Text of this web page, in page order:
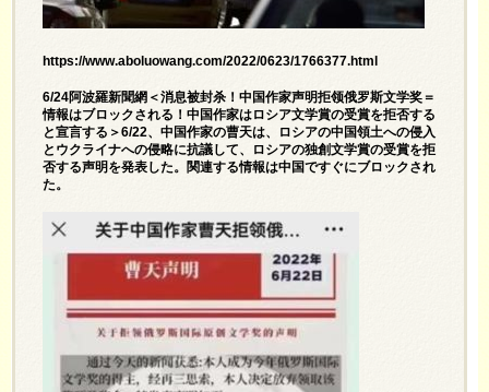
https://www.aboluowang.com/2022/0623/1766377.html
6/24阿波羅新聞網＜消息被封杀！中国作家声明拒领俄罗斯文学奖＝
情報はブロックされる！中国作家はロシア文学賞の受賞を拒否する
と宣言する＞6/22、中国作家の曹天は、ロシアの中国領土への侵入
とウクライナへの侵略に抗議して、ロシアの独創文学賞の受賞を拒
否する声明を発表した。関連する情報は中国ですぐにブロックされ
た。